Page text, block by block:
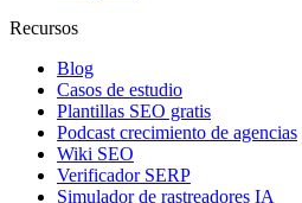
Recursos
Blog
Casos de estudio
Plantillas SEO gratis
Podcast crecimiento de agencias
Wiki SEO
Verificador SERP
Simulador de rastreadores IA